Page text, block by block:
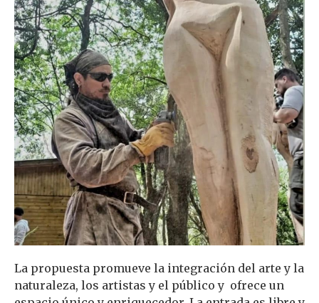
La propuesta promueve la integración del arte y la
naturaleza, los artistas y el público y ofrece un